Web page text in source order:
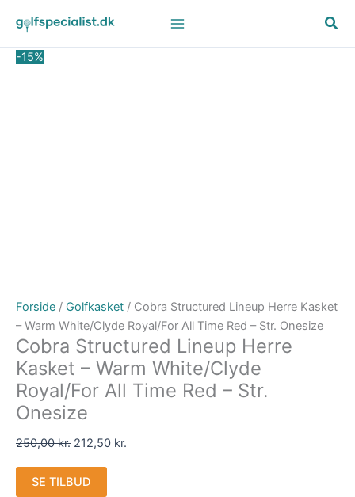
indholdet
-15%
Forside / Golfkasket / Cobra Structured Lineup Herre Kasket
– Warm White/Clyde Royal/For All Time Red – Str. Onesize
Cobra Structured Lineup Herre
Kasket – Warm White/Clyde
Royal/For All Time Red – Str.
Onesize
250,00kr.
oprindelige
pris
212,50 kr.
pris
SE TILBUD